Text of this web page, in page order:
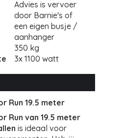
Advies is vervoer
door Barnie's of
een eigen busje /
aanhanger
350 kg
3x 1100 watt
Run 19.5 meter
Run van 19.5 meter
is ideaal voor